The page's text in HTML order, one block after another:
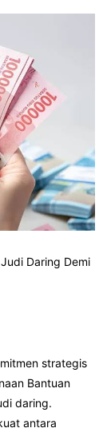
Daring Demi
strategis
Bantuan
daring.
antara